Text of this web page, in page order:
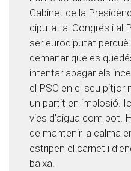
Gabinet de la
diputat al Congrés i al
ser eurodiputat
demanar que es
intentar apagar els
el PSC en el seu pitjor
un partit en implosió.
vies d’aigua com pot.
de mantenir la calma
estripen el carnet i
baixa.